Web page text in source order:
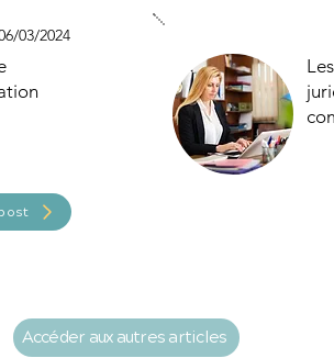
03/2024
Accéder aux autres articles